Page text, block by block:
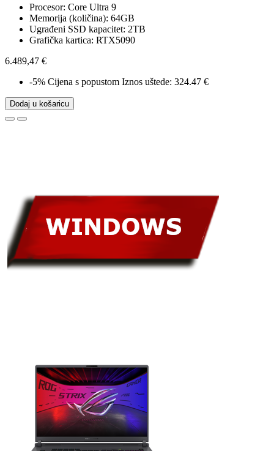
Procesor: Core Ultra 9
Memorija (količina): 64GB
Ugrađeni SSD kapacitet: 2TB
Grafička kartica: RTX5090
6.489,47 €
-5% Cijena s popustom Iznos uštede: 324.47 €
Dodaj u košaricu